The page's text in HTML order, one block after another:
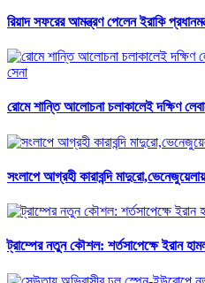
রিয়াদ সফরের আমন্ত্রণ পেলেন ইরাকি
রোমে শান্তি আলোচনা চলাকালেই দক্ষিণ
সংলাপে আগ্রহী কারাবন্দি
ট্রাম্পের নতুন কৌশল: শর্তসাপেক্ষে ইরান